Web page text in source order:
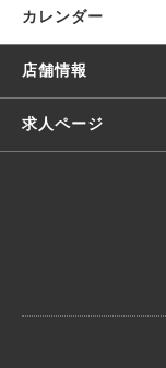
カレンダー
店舗情報
求人ページ